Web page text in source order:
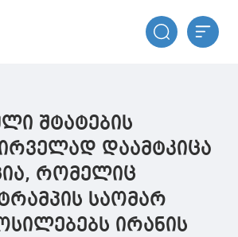
შტატების
დაამტკიცა
რომელიც
საომარ
ირანის